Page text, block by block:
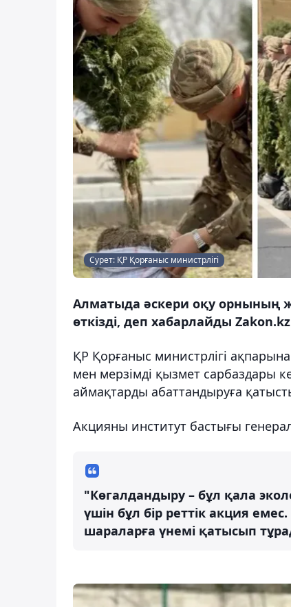
Сурет: ҚР Қорғаныс министрлігі
Алматыда әскери оқу орнының
өткізді, деп хабарлайды Zakon.kz
ҚР Қорғаныс министрлігі
мен мерзімді қызмет сарбаздары
аймақтарды абаттандыруға
Акцияны институт бастығы
"Көгалдандыру – бұл қала
үшін бұл бір реттік акция
шараларға үнемі қатысып